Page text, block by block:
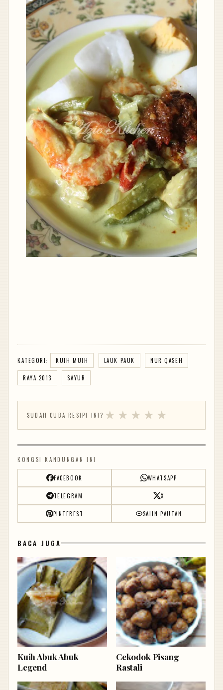
KATEGORI: KUIH MUIH LAUK PAUK NUR QASEH
RAYA 2013 SAYUR
SUDAH CUBA RESIPI INI? ★ ★ ★ ★ ★
KONGSI KANDUNGAN INI
FACEBOOK WHATSAPP
TELEGRAM X
PINTEREST SALIN PAUTAN
BACA JUGA
Kuih Abuk Abuk
Legend
Cekodok Pisang
Rastali